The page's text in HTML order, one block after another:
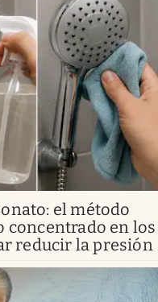
el método
concentrado en los
reducir la presión